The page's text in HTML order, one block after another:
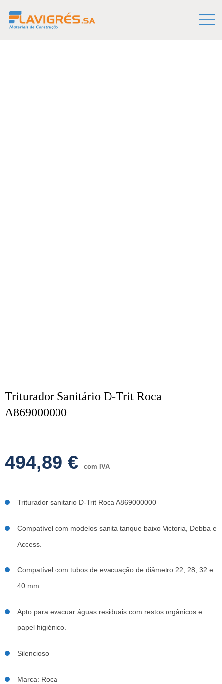
Triturador Sanitário D-Trit Roca
A869000000
494,89 € com IVA
Triturador sanitario D-Trit Roca A869000000
Compatível com modelos sanita tanque baixo Victoria, Debba e
Access.
Compatível com tubos de evacuação de diâmetro 22, 28, 32 e
40 mm.
Apto para evacuar águas residuais com restos orgânicos e
papel higiénico.
Silencioso
Marca: Roca